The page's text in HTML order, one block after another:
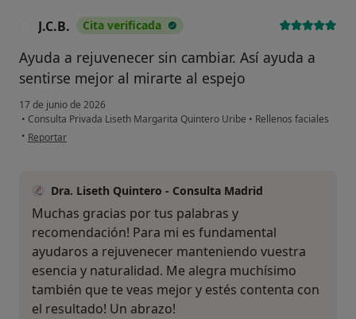
J.C.B. Cita verificada
Ayuda a rejuvenecer sin cambiar. Así ayuda a
sentirse mejor al mirarte al espejo
17 de junio de 2026
• Consulta Privada Liseth Margarita Quintero Uribe • Rellenos faciales
• en opinión del usuario J.C.B.
Reportar
Dra. Liseth Quintero - Consulta Madrid
Muchas gracias por tus palabras y
recomendación! Para mi es fundamental
ayudaros a rejuvenecer manteniendo vuestra
esencia y naturalidad. Me alegra muchísimo
también que te veas mejor y estés contenta con
el resultado! Un abrazo!